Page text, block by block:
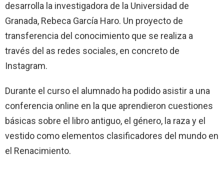
desarrolla la investigadora de la Universidad de
Granada, Rebeca García Haro. Un proyecto de
transferencia del conocimiento que se realiza a
través del as redes sociales, en concreto de
Instagram.
Durante el curso el alumnado ha podido asistir a una
conferencia online en la que aprendieron cuestiones
básicas sobre el libro antiguo, el género, la raza y el
vestido como elementos clasificadores del mundo en
el Renacimiento.